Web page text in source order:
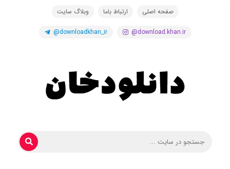
صفحه اصلی ارتباط باما وبلاگ سایت
@download.khan.ir
@downloadkhan_ir